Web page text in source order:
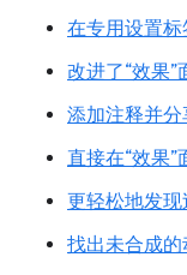
在专用设置
改进了“效果”
添加注释并
直接在“效果
更轻松地发
找出未合成的